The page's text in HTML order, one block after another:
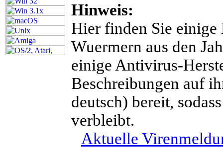
Hinweis:
Hier finden Sie einige
Wuermern aus den
einige Antivirus-
Beschreibungen auf
deutsch) bereit,
verbleibt.
Aktuelle